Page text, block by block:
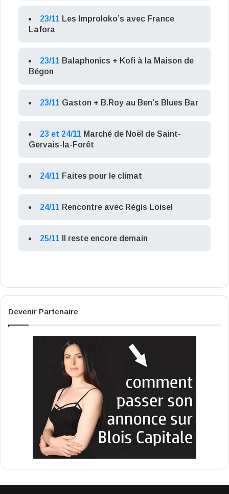
23/11 Les Improloko’s avec France
Lafora
23/11 Balaphonics + Kofi à la Maison de
Bégon
23/11 Gaston + B.Roy au Ben’s Blues Bar
23 et 24/11 Marché de Noël de Saint-
Gervais-la-Forêt
24/11 Faites pour le climat
24/11 Rencontre avec Régis Loisel
25/11 Il reste encore demain
Devenir Partenaire